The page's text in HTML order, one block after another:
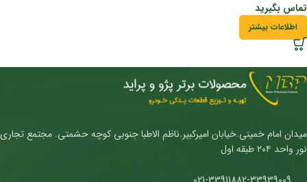
تماس بگیرید
اطلاعات بیشتر
میدان امام خمینی.خیابان امیرکبیر.ناظم الاطبا جنوبی کوچه حشمتی. مجتمع تجاری
نور واحد ۲۰۴ طبقه اول